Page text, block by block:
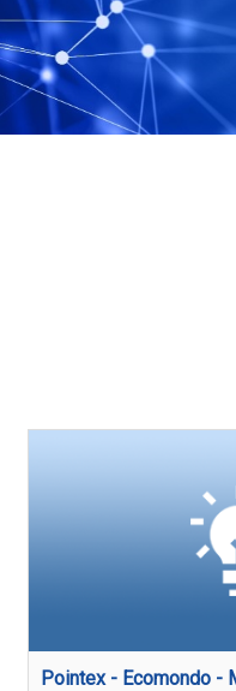
Pointex - Ecomondo -